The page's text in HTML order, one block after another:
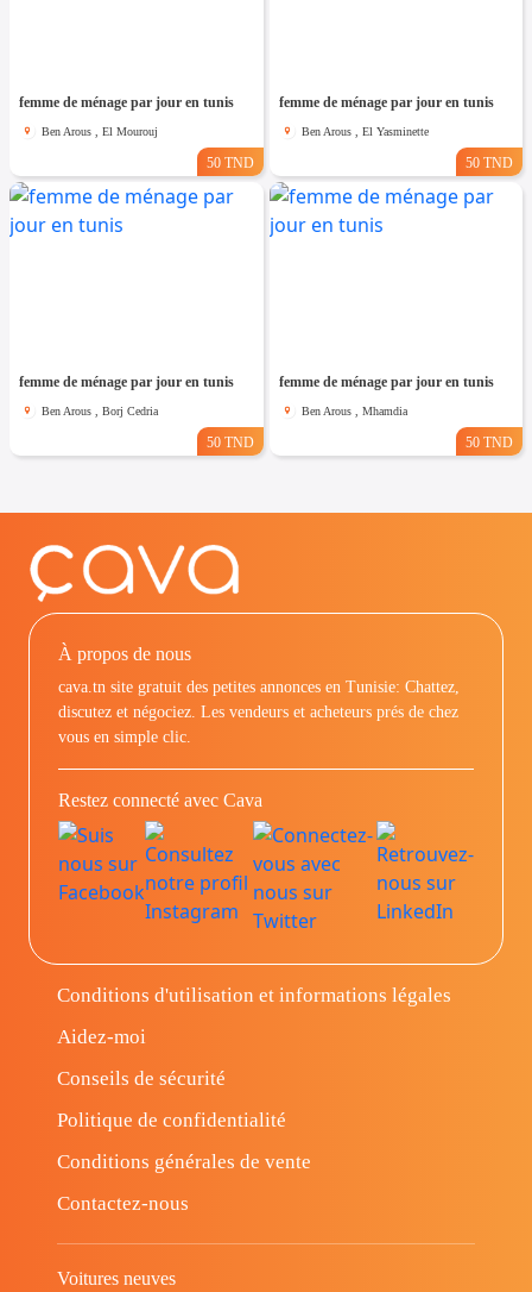
femme de ménage par jour en tunis
Ben Arous , El Mourouj
50 TND
femme de ménage par jour en tunis
Ben Arous , El Yasminette
50 TND
femme de ménage par jour en tunis
Ben Arous , Borj Cedria
50 TND
femme de ménage par jour en tunis
Ben Arous , Mhamdia
50 TND
À propos de nous
cava.tn site gratuit des petites annonces en Tunisie: Chattez,
discutez et négociez. Les vendeurs et acheteurs prés de chez
vous en simple clic.
Restez connecté avec Cava
Conditions d'utilisation et informations légales
Aidez-moi
Conseils de sécurité
Politique de confidentialité
Conditions générales de vente
Contactez-nous
Voitures neuves